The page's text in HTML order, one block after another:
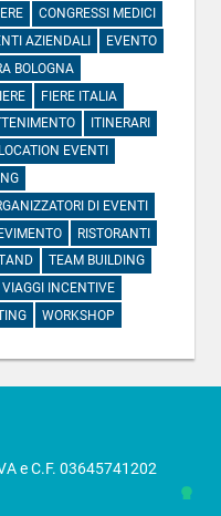
CONGRESSI MEDICI
AZIENDALI
EVENTO
BOLOGNA
FIERE ITALIA
ITINERARI
LOCATION EVENTI
DI EVENTI
RISTORANTI
TEAM BUILDING
VIAGGI INCENTIVE
WORKSHOP
e C.F. 03645741202